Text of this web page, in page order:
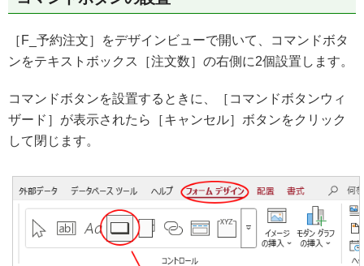
［F_予約注文］をデザインビューで開いて、コマンドボタ
ンをテキストボックス［注文数］の右側に2個設置します。
コマンドボタンを設置するときに、［コマンドボタンウィ
ザード］が表示されたら［キャンセル］ボタンをクリック
して閉じます。